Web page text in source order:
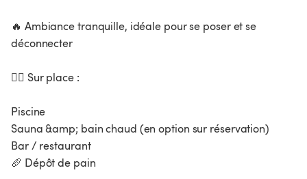
🔥 Ambiance tranquille, idéale pour se poser et se
déconnecter
🧖‍♀️ Sur place :
Piscine
Sauna &amp; bain chaud (en option sur réservation)
Bar / restaurant
🥖 Dépôt de pain